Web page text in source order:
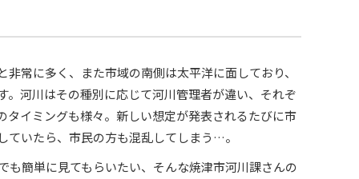
常に多く、また市域の南側は太平洋に面しており、
河川はその種別に応じて河川管理者が違い、それぞ
イミングも様々。新しい想定が発表されるたびに市
いたら、市民の方も混乱してしまう…。
簡単に見てもらいたい、そんな焼津市河川課さんの